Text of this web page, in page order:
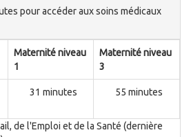
pour accéder aux soins médicaux
Maternité niveau
1
Maternité niveau
3
31 minutes 55 minutes
de l'Emploi et de la Santé (dernière